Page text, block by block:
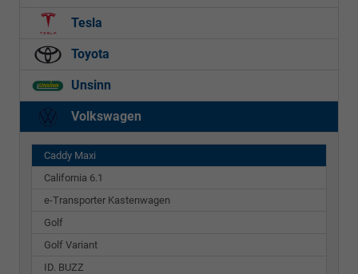
Tesla
Toyota
Unsinn
Volkswagen
Caddy Maxi
California 6.1
e-Transporter Kastenwagen
Golf
Golf Variant
ID. BUZZ